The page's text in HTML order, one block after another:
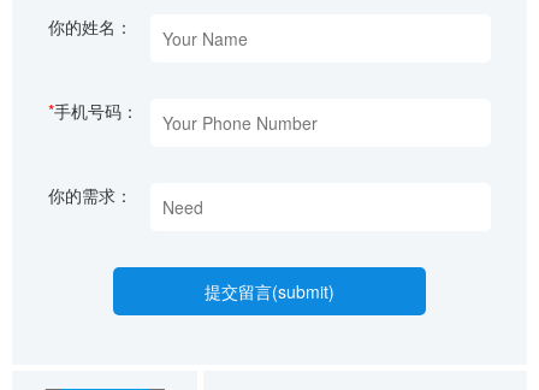
你的姓名：
*手机号码：
你的需求：